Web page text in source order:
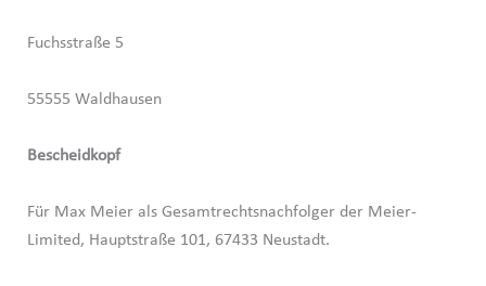
Fuchsstraße 5
55555 Waldhausen
Bescheidkopf
Für Max Meier als Gesamtrechtsnachfolger der Meier-
Limited, Hauptstraße 101, 67433 Neustadt.